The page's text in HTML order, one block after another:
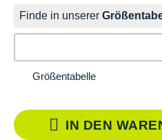
Finde in unserer
Größentabelle
IN DEN